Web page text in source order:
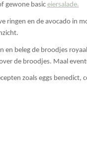
gewone basic eiersalade.
ringen en de avocado in
en beleg de broodjes
de broodjes. Maal
zoals eggs benedict,